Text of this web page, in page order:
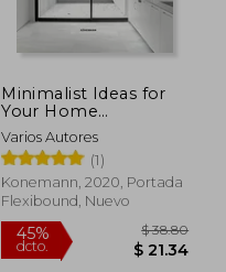
Minimalist Ideas for
Your Home
(Architecture &
Interiors Flexi) (en
Inglés)
Varios Autores
(1)
Konemann, 2020, Portada
Flexibound, Nuevo